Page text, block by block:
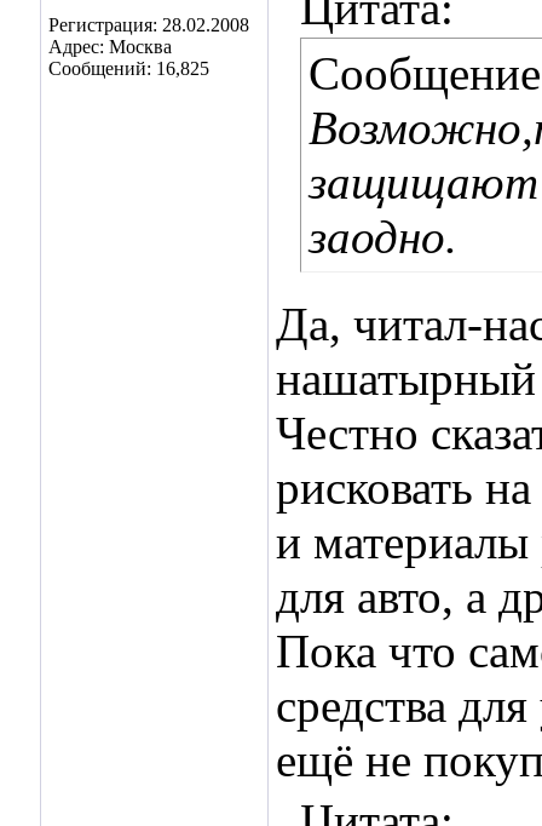
Регистрация: 28.02.2008
Адрес: Москва
Сообщений: 16,825
защищают
заодно.
Да, читал-
нашатырный
Честно
рисковать
и
для авто, а
Пока что
средства
ещё не